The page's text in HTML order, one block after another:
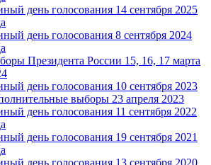
день голосования 14 сентября 2025
день голосования 8 сентября 2024
Президента России 15, 16, 17 марта
день голосования 10 сентября 2023
выборы 23 апреля 2023
день голосования 11 сентября 2022
день голосования 19 сентября 2021
день голосования 13 сентября 2020